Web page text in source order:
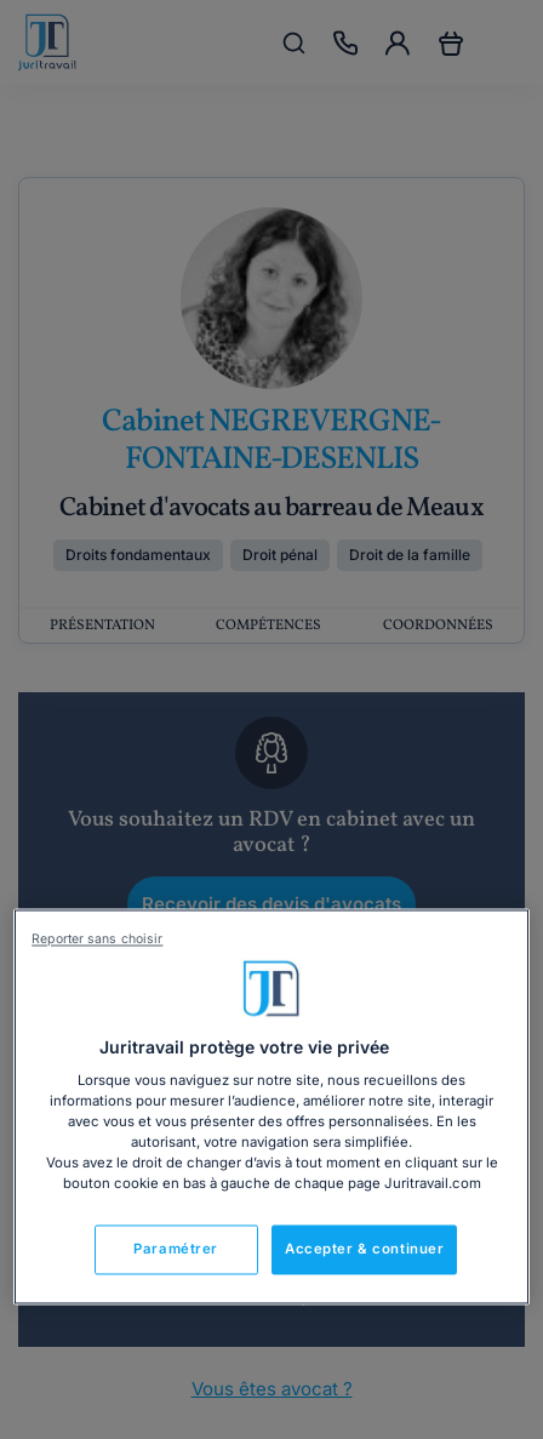
Cabinet NEGREVERGNE-
FONTAINE-DESENLIS
Cabinet d'avocats au barreau de Meaux
Droits fondamentaux Droit pénal Droit de la famille
PRÉSENTATION COMPÉTENCES COORDONNÉES
Vous souhaitez un RDV en cabinet avec un
avocat ?
Recevoir des devis d'avocats
3 devis en 48h
Vous souhaitez une consultation par
téléphone ?
ou appelez le01 75 75 42 33(8h à 21h du lundi au
Vous êtes avocat ?
Juritravail protège votre vie privée
Lorsque vous naviguez sur notre site, nous recueillons des
informations pour mesurer l’audience, améliorer notre site, interagir
avec vous et vous présenter des offres personnalisées. En les
autorisant, votre navigation sera simplifiée.
Vous avez le droit de changer d’avis à tout moment en cliquant sur le
bouton cookie en bas à gauche de chaque page Juritravail.com
Accepter & continuer
Paramétrer
Reporter sans choisir